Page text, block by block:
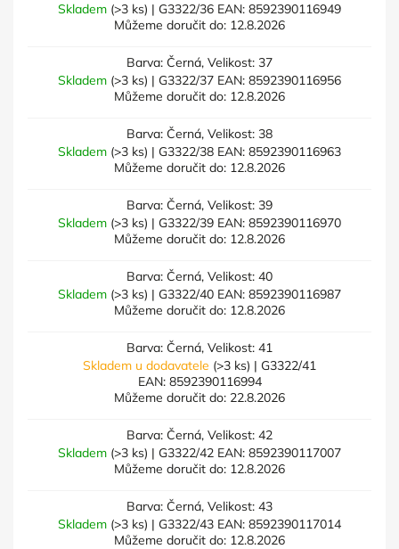
Skladem (>3 ks) | G3322/36 EAN: 8592390116949
Můžeme doručit do: 12.8.2026
Barva: Černá, Velikost: 37
Skladem (>3 ks) | G3322/37 EAN: 8592390116956
Můžeme doručit do: 12.8.2026
Barva: Černá, Velikost: 38
Skladem (>3 ks) | G3322/38 EAN: 8592390116963
Můžeme doručit do: 12.8.2026
Barva: Černá, Velikost: 39
Skladem (>3 ks) | G3322/39 EAN: 8592390116970
Můžeme doručit do: 12.8.2026
Barva: Černá, Velikost: 40
Skladem (>3 ks) | G3322/40 EAN: 8592390116987
Můžeme doručit do: 12.8.2026
Barva: Černá, Velikost: 41
Skladem u dodavatele (>3 ks) | G3322/41
EAN: 8592390116994
Můžeme doručit do: 22.8.2026
Barva: Černá, Velikost: 42
Skladem (>3 ks) | G3322/42 EAN: 8592390117007
Můžeme doručit do: 12.8.2026
Barva: Černá, Velikost: 43
Skladem (>3 ks) | G3322/43 EAN: 8592390117014
Můžeme doručit do: 12.8.2026